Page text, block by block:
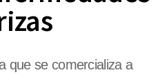
que se comercializa a